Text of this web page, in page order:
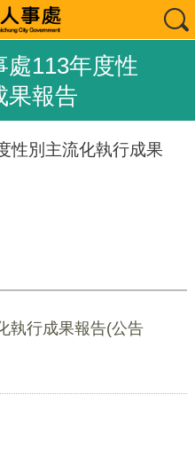
處113年度性
果報告
性別主流化執行成果
執行成果報告(公告